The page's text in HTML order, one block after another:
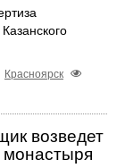
Красноярск
возведет
монастыря